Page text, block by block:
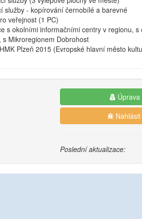
služby - kopírování černobílé a barevné
veřejnost (1 PC)
s okolními informačními centry v regionu,
s Mikroregionem Dobrohost
Plzeň 2015 (Evropské hlavní město
Poslední aktualizace: